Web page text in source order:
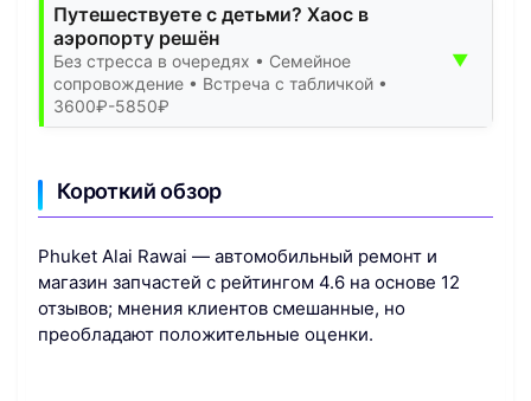
Путешествуете с детьми? Хаос в
аэропорту решён
Без стресса в очередях • Семейное
сопровождение • Встреча с табличкой •
3600₽-5850₽
▼
Короткий обзор
Phuket Alai Rawai — автомобильный ремонт и
магазин запчастей с рейтингом 4.6 на основе 12
отзывов; мнения клиентов смешанные, но
преобладают положительные оценки.